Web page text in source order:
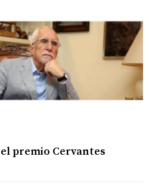
premio Cervantes